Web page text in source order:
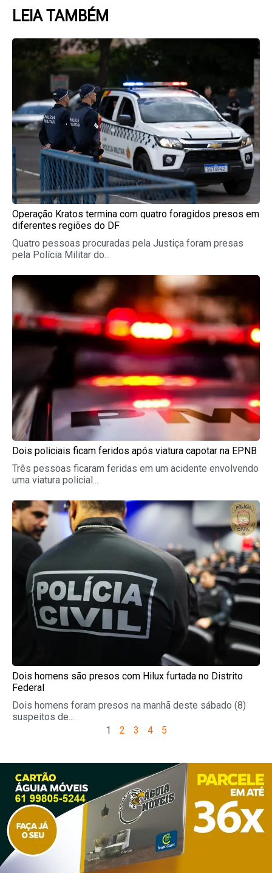
LEIA TAMBÉM
Operação Kratos termina com quatro foragidos presos em
diferentes regiões do DF
Quatro pessoas procuradas pela Justiça foram presas
pela Polícia Militar do...
Dois policiais ficam feridos após viatura capotar na EPNB
Três pessoas ficaram feridas em um acidente envolvendo
uma viatura policial...
Dois homens são presos com Hilux furtada no Distrito
Federal
Dois homens foram presos na manhã deste sábado (8)
suspeitos de...
Page
1
Page
2
Page
3
Page
4 5